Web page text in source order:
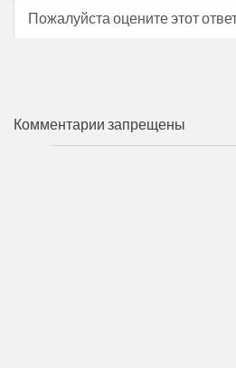
Пожалуйста оцените этот
Комментарии запрещены